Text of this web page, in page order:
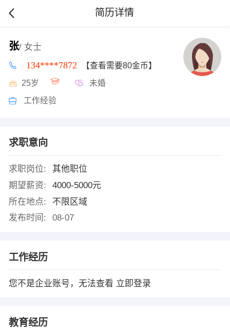
简历详情
张/ 女士
134****7872 【查看需要80金币】
25岁 未婚
工作经验
求职意向
求职岗位:
其他职位
期望薪资:
4000-5000元
所在地点:
不限区域
发布时间:
08-07
工作经历
您不是企业账号，无法查看 立即登录
教育经历